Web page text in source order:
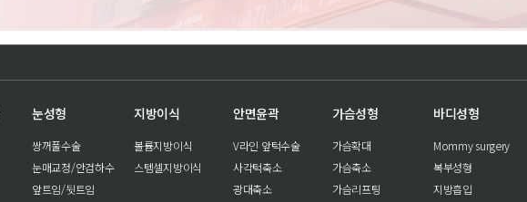
눈성형
쌍꺼풀수술
눈매교정/안검하수
앞트임/뒷트임
지방이식
볼륨지방이식
스템셀지방이식
안면윤곽
V라인 앞턱수술
사각턱축소
광대축소
가슴성형
가슴확대
가슴축소
가슴리프팅
바디성형
Mommy surgery
복부성형
지방흡입